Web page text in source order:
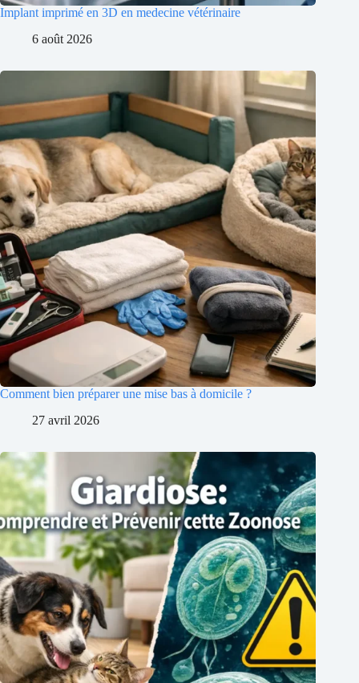
Implant imprimé en 3D en medecine vétérinaire
6 août 2026
Comment bien préparer une mise bas à domicile ?
27 avril 2026